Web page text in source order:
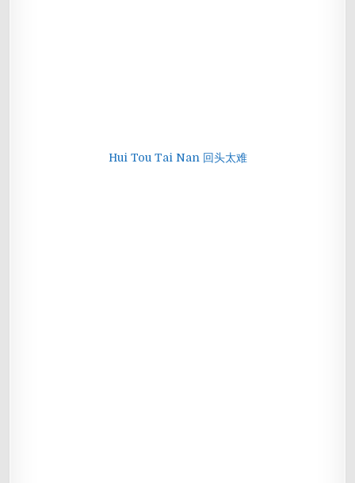
Hui Tou Tai Nan 回头太难